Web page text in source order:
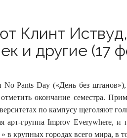
Клинт
и другие (17
No Pants Day («День без
окончание семестра.
по кампусу щеголяют
арт-группа Improv Everywhere, и
в крупных городах всего мира, в